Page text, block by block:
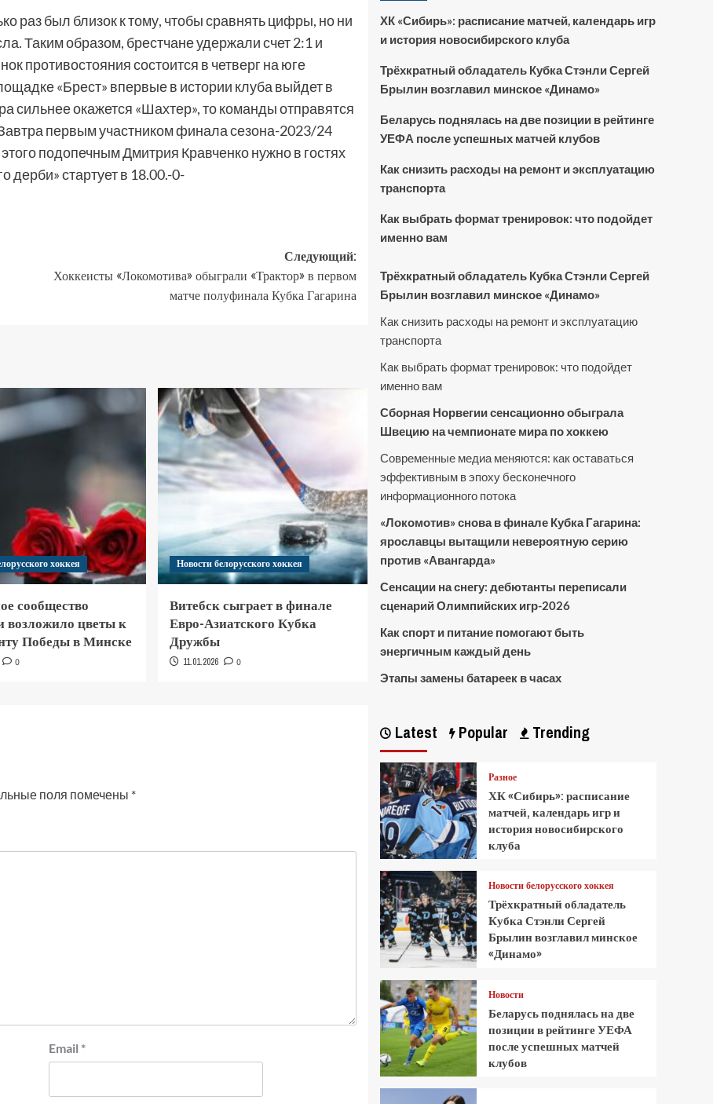
раз был близок к тому, чтобы сравнять цифры, но ни
Таким образом, брестчане удержали счет 2:1 и
противостояния состоится в четверг на юге
«Брест» впервые в истории клуба выйдет в
сильнее окажется «Шахтер», то команды отправятся
первым участником финала сезона-2023/24
подопечным Дмитрия Кравченко нужно в гостях
дерби» стартует в 18.00.-0-
Следующий:
Хоккеисты «Локомотива» обыграли «Трактор» в первом
матче полуфинала Кубка Гагарина
хоккея
сообщество
возложило цветы к
Победы в Минске
0
Новости белорусского хоккея
Витебск сыграет в финале
Евро-Азиатского Кубка
Дружбы
11.01.2026 0
поля помечены *
Email *
ХК «Сибирь»: расписание матчей, календарь игр
и история новосибирского клуба
Трёхкратный обладатель Кубка Стэнли Сергей
Брылин возглавил минское «Динамо»
Беларусь поднялась на две позиции в рейтинге
УЕФА после успешных матчей клубов
Как снизить расходы на ремонт и эксплуатацию
транспорта
Как выбрать формат тренировок: что подойдет
именно вам
Трёхкратный обладатель Кубка Стэнли Сергей
Брылин возглавил минское «Динамо»
Как снизить расходы на ремонт и эксплуатацию
транспорта
Как выбрать формат тренировок: что подойдет
именно вам
Сборная Норвегии сенсационно обыграла
Швецию на чемпионате мира по хоккею
Современные медиа меняются: как оставаться
эффективным в эпоху бесконечного
информационного потока
«Локомотив» снова в финале Кубка Гагарина:
ярославцы вытащили невероятную серию
против «Авангарда»
Сенсации на снегу: дебютанты переписали
сценарий Олимпийских игр-2026
Как спорт и питание помогают быть
энергичным каждый день
Этапы замены батареек в часах
Latest Popular Trending
Разное
ХК «Сибирь»: расписание
матчей, календарь игр и
история новосибирского
клуба
Новости белорусского хоккея
Трёхкратный обладатель
Кубка Стэнли Сергей
Брылин возглавил минское
«Динамо»
Новости
Беларусь поднялась на две
позиции в рейтинге УЕФА
после успешных матчей
клубов